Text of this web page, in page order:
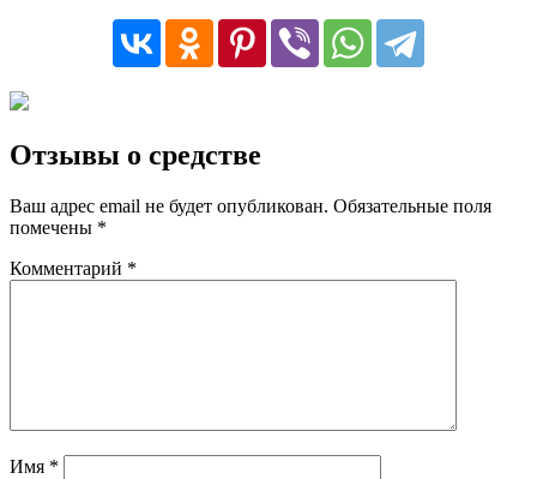
Отзывы о средстве
Ваш адрес email не будет опубликован. Обязательные поля
помечены *
Комментарий *
Имя *